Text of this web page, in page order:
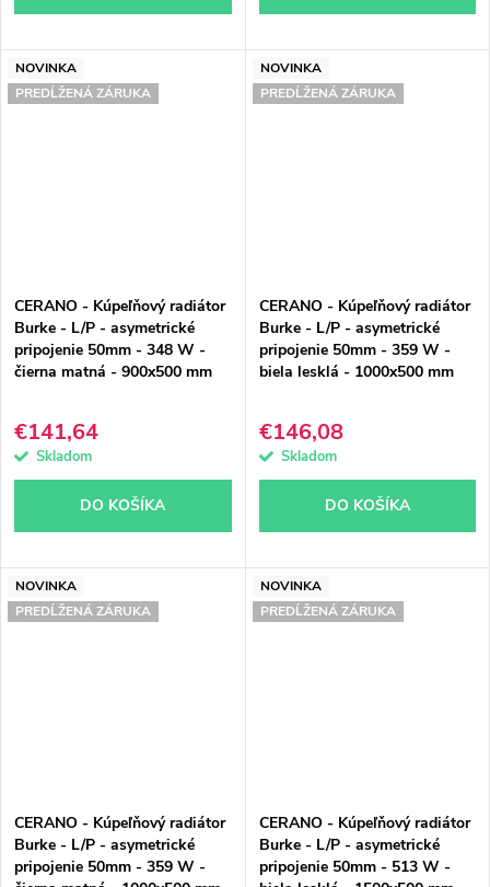
NOVINKA
PREDĹŽENÁ ZÁRUKA
CERANO - Kúpeľňový radiátor
Burke - L/P - asymetrické
pripojenie 50mm - 348 W -
čierna matná - 900x500 mm
€141,64
Skladom
DO KOŠÍKA
NOVINKA
PREDĹŽENÁ ZÁRUKA
CERANO - Kúpeľňový radiátor
Burke - L/P - asymetrické
pripojenie 50mm - 359 W -
biela lesklá - 1000x500 mm
€146,08
Skladom
DO KOŠÍKA
NOVINKA
PREDĹŽENÁ ZÁRUKA
CERANO - Kúpeľňový radiátor
Burke - L/P - asymetrické
pripojenie 50mm - 359 W -
NOVINKA
PREDĹŽENÁ ZÁRUKA
CERANO - Kúpeľňový radiátor
Burke - L/P - asymetrické
pripojenie 50mm - 513 W -